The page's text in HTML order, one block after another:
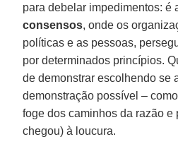
para debelar impedimentos: é
consensos, onde os
políticas e as pessoas,
por determinados princípios.
de demonstrar escolhendo se
demonstração possível –
foge dos caminhos da razão e
chegou) à loucura.